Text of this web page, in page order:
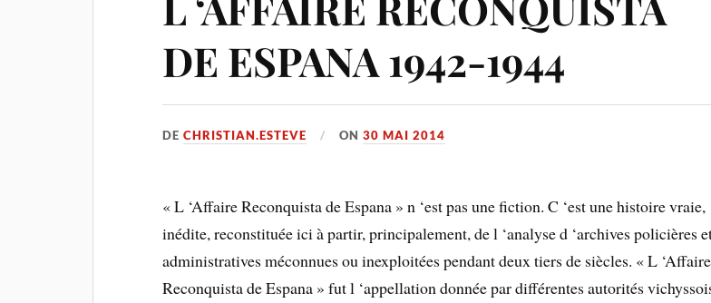
DE ESPANA 1942-1944
DECHRISTIAN.ESTEVE ON30 MAI 2014
« L ‘Affaire Reconquista de Espana » n ‘est pas une fiction. C ‘est une histoire vraie,
inédite, reconstituée ici à partir, principalement, de l ‘analyse d ‘archives policières
administratives méconnues ou inexploitées pendant deux tiers de siècles. « L ‘Affaire
Reconquista de Espana » fut l ‘appellation donnée par différentes autorités